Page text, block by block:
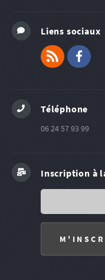
Liens sociaux
Téléphone
06 24 57 93 99
Inscription à